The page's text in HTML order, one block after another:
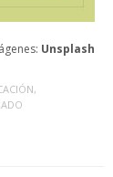
Unsplash
,